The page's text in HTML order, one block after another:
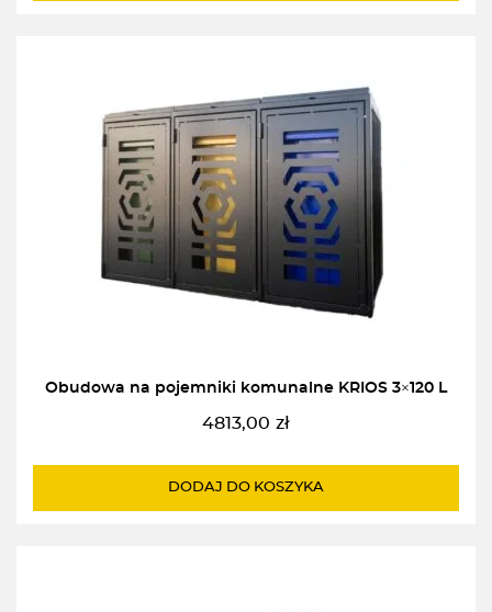
Obudowa na pojemniki komunalne KRIOS 3×120 L
4813,00 zł
DODAJ DO KOSZYKA